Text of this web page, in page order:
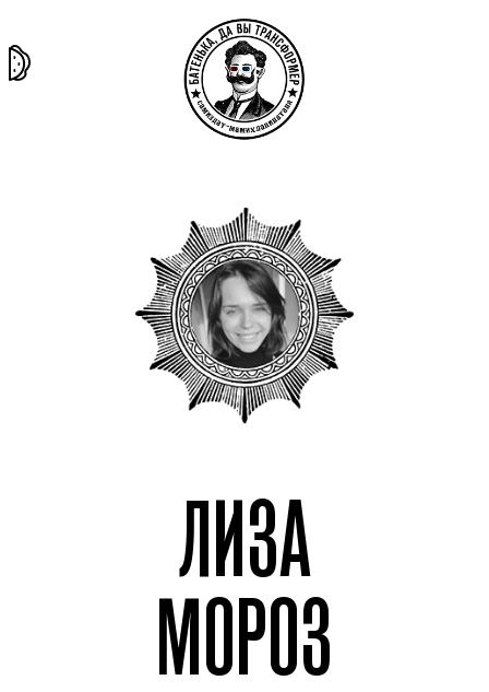
ЛИЗА
МОРОЗ